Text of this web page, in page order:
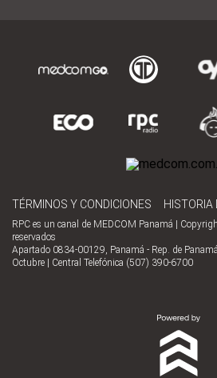
TÉRMINOS Y CONDICIONES HISTORIA
RPC es un canal de MEDCOM Panamá |
reservados
Apartado 0834-00129, Panamá - Rep. de
Octubre | Central Telefónica (507) 390-6700